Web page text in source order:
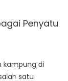
Penyatu
kampung di
satu